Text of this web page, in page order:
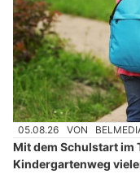
05.08.26 VON
Mit dem Schulstart im
Kindergartenweg